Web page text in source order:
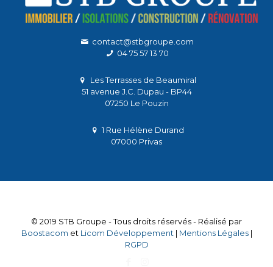
contact@stbgroupe.com
04 75 57 13 70
Les Terrasses de Beaumiral
51 avenue J.C. Dupau - BP44
07250 Le Pouzin
1 Rue Hélène Durand
07000 Privas
© 2019 STB Groupe - Tous droits réservés - Réalisé par
Boostacom et Licom Développement | Mentions Légales|
RGPD